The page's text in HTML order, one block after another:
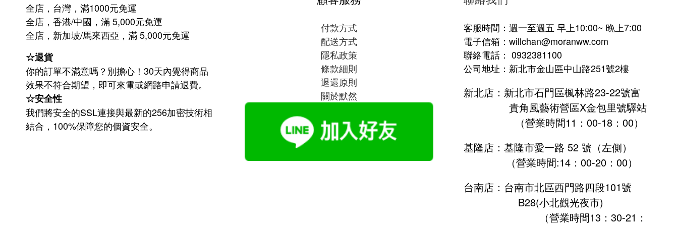
全店，台灣，滿1000元免運
全店，香港/中國，滿 5,000元免運
全店，新加坡/馬來西亞，滿 5,000元免運
☆退貨
你的訂單不滿意嗎？別擔心！30天內覺得商品
效果不符合期望，即可來電或網路申請退費。
☆安全性
我們將安全的SSL連接與最新的256加密技術相
結合，100%保障您的個資安全。
付款方式
配送方式
隱私政策
條款細則
退還原則
關於默然
客服時間：週一至週五 早上10:00~ 晚上7:00
電子信箱：willchan@moranww.com
聯絡電話： 0932381100
公司地址：新北市金山區中山路251號2樓
新北店：新北市石門區楓林路23-22號富
貴角風藝術營區X金包里號驛站
（營業時間11：00-18：00）
基隆店：基隆市愛一路 52 號（左側）
（營業時間:14：00-20：00）
台南店：台南市北區西門路四段101號
B28(小北觀光夜市)
（營業時間13：30-21：